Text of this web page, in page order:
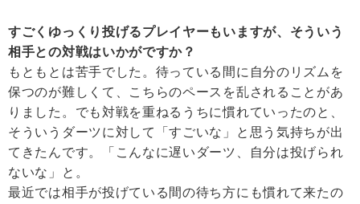
すごくゆっくり投げるプレイヤーもいますが、そういう
相手との対戦はいかがですか？
もともとは苦手でした。待っている間に自分のリズムを
保つのが難しくて、こちらのペースを乱されることがあ
りました。でも対戦を重ねるうちに慣れていったのと、
そういうダーツに対して「すごいな」と思う気持ちが出
てきたんです。「こんなに遅いダーツ、自分は投げられ
ないな」と。
最近では相手が投げている間の待ち方にも慣れて来たの